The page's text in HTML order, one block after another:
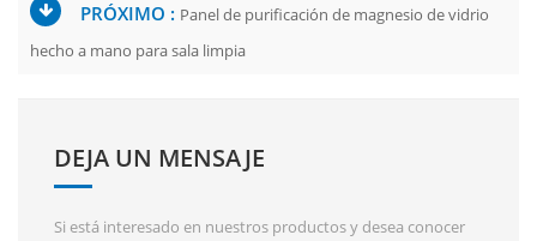
PRÓXIMO : Panel de purificación de magnesio de vidrio
hecho a mano para sala limpia
DEJA UN MENSAJE
Si está interesado en nuestros productos y desea conocer